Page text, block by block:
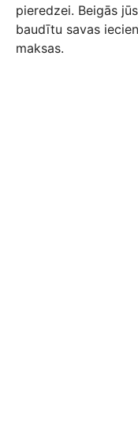
pieredzei. Beigās
baudītu savas
maksas.